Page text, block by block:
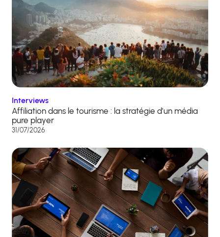
Interviews
Affiliation dans le tourisme : la stratégie d’un média
pure player
31/07/2026